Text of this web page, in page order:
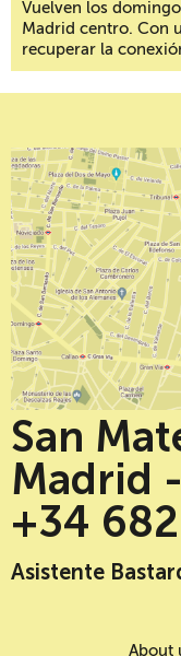
Vuelven los
Madrid centro. Con
recuperar la
San
Madrid
+34
Asistente
About